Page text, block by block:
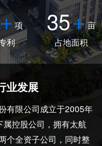
项
利
35
亩
占地面积
业发展
有限公司成立于2005年
控股公司，拥有太航
个全资子公司，同时整